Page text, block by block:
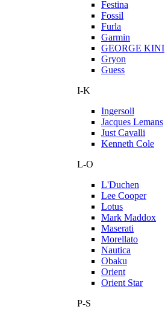
Festina
Fossil
Furla
Garmin
GEORGE KINI
Gryon
Guess
I-K
Ingersoll
Jacques Lemans
Just Cavalli
Kenneth Cole
L-O
L'Duchen
Lee Cooper
Lotus
Mark Maddox
Maserati
Morellato
Nautica
Obaku
Orient
Orient Star
P-S